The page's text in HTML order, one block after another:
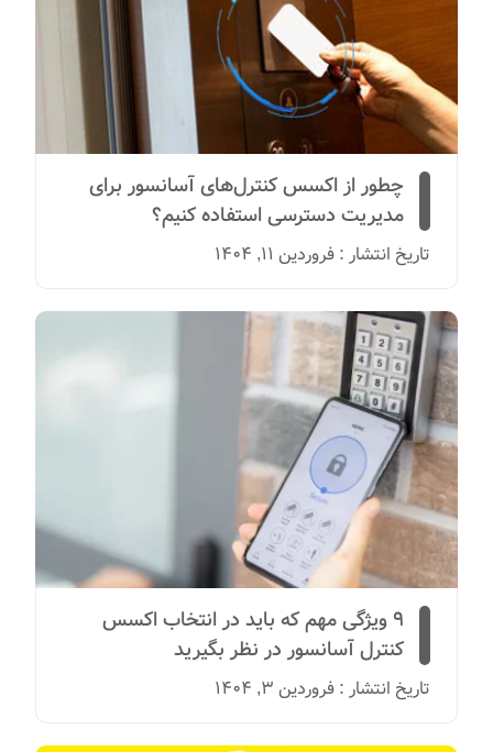
چطور از اکسس کنترل‌های آسانسور برای
مدیریت دسترسی استفاده کنیم؟
تاریخ انتشار : فروردین 11, 1404
9 ویژگی مهم که باید در انتخاب اکسس
کنترل آسانسور در نظر بگیرید
تاریخ انتشار : فروردین 3, 1404